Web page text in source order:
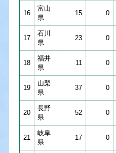
16
富山
県
15 0
17
石川
県
23 0
18
福井
県
11 0
19
山梨
県
37 0
20
長野
県
52 0
21
岐阜
県
17 0